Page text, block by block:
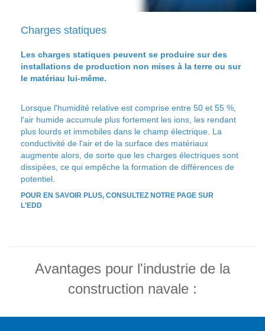
Charges statiques
Les charges statiques peuvent se produire sur des
installations de production non mises à la terre ou sur
le matériau lui-même.
Lorsque l'humidité relative est comprise entre 50 et 55 %,
l'air humide accumule plus fortement les ions, les rendant
plus lourds et immobiles dans le champ électrique. La
conductivité de l'air et de la surface des matériaux
augmente alors, de sorte que les charges électriques sont
dissipées, ce qui empêche la formation de différences de
potentiel.
POUR EN SAVOIR PLUS, CONSULTEZ NOTRE PAGE SUR
L'EDD
Avantages pour l'industrie de la
construction navale :